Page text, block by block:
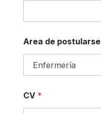
u
a
s
r
e
C
V
Area de postularse
CV *